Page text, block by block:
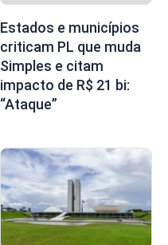
Estados e municípios
criticam PL que muda
Simples e citam
impacto de R$ 21 bi:
“Ataque”